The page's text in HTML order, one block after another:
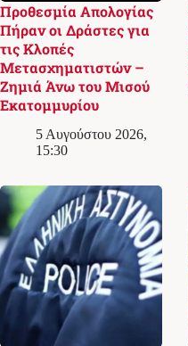
Προθεσμία Απολογίας
Πήραν οι Δράστες για
τις Κλοπές
Μετασχηματιστών –
Ζημιά Άνω του Μισού
Εκατομμυρίου
5 Αυγούστου 2026,
15:30